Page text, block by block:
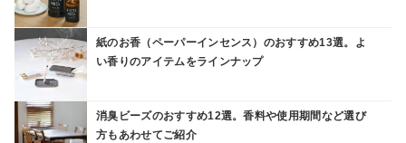
紙のお香（ペーパーインセンス）のおすすめ13選。よ
い香りのアイテムをラインナップ
消臭ビーズのおすすめ12選。香料や使用期間など選び
方もあわせてご紹介